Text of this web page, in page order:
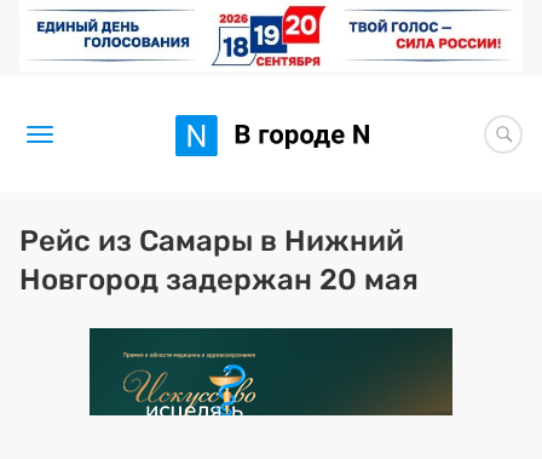
Новости
Статьи
Здоровье
BORЩ
Рейс из Самары в Нижний
Новгород задержан 20 мая